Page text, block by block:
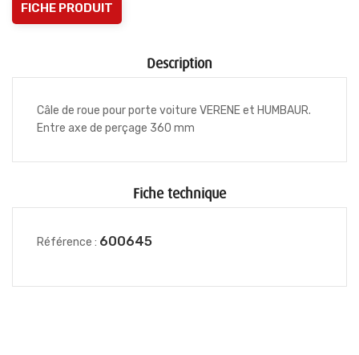
FICHE PRODUIT
Description
Câle de roue pour porte voiture VERENE et HUMBAUR.
Entre axe de perçage 360 mm
Fiche technique
Référence : 600645